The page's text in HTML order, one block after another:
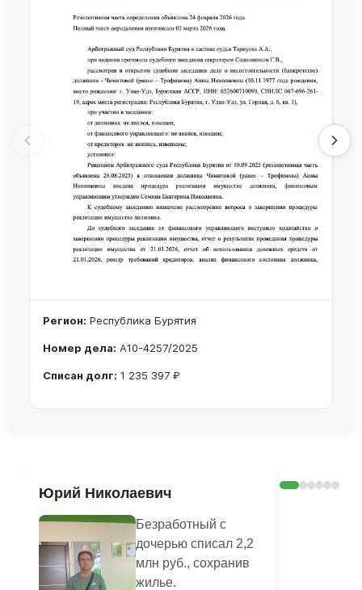
Регион: Республика Бурятия
Номер дела: А10-4257/2025
Списан долг: 1 235 397 ₽
Юрий Николаевич
Безработный с
дочерью списал 2,2
млн руб., сохранив
жилье.